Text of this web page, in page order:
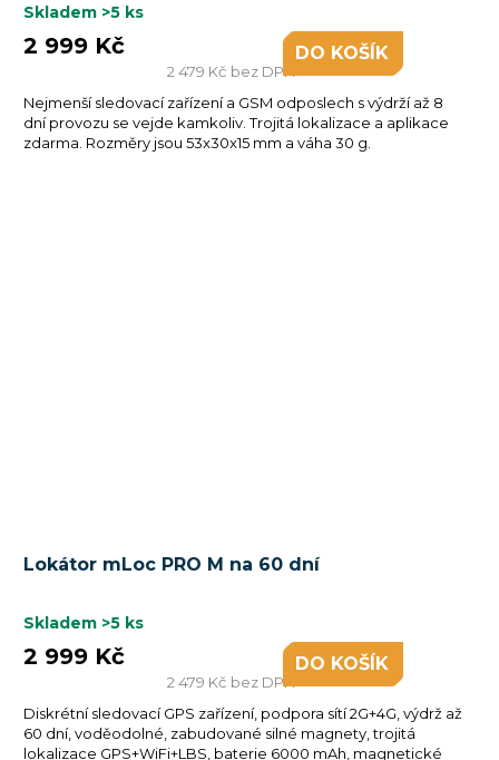
Skladem >5 ks
2 479 Kč bez DPH
2 999 Kč DO KOŠÍKU
Nejmenší sledovací zařízení a GSM odposlech s výdrží až 8
dní provozu se vejde kamkoliv. Trojitá lokalizace a aplikace
zdarma. Rozměry jsou 53x30x15 mm a váha 30 g.
Lokátor mLoc PRO M na 60 dní
Skladem >5 ks
2 479 Kč bez DPH
2 999 Kč DO KOŠÍKU
Diskrétní sledovací GPS zařízení, podpora sítí 2G+4G, výdrž až
60 dní, voděodolné, zabudované silné magnety, trojitá
lokalizace GPS+WiFi+LBS, baterie 6000 mAh, magnetické